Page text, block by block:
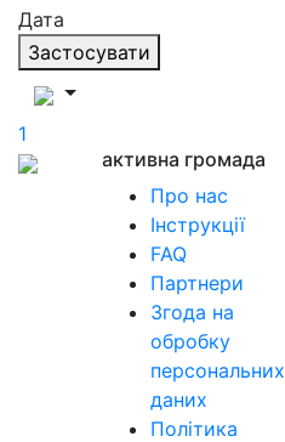
Дата
Застосувати
1
активна громада
Про нас
Інструкції
FAQ
Партнери
Згода на
обробку
персональних
даних
Політика